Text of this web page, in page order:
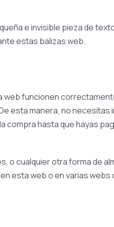
e invisible pieza de
estas balizas web.
funcionen
esta manera, no
compra hasta que hayas
o cualquier otra forma de
esta web o en varias